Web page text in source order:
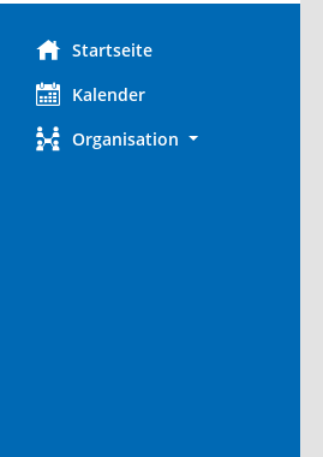
Startseite
Kalender
Organisation